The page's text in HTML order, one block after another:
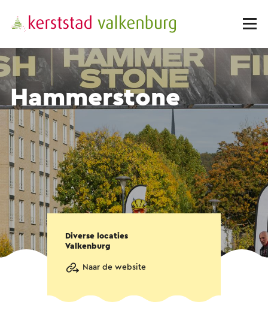
Hammerstone
Diverse locaties
Valkenburg
Naar de website